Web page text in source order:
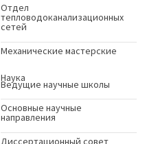
Отдел
тепловодоканализационных
сетей
Механические мастерские
Наука
Ведущие научные школы
Основные научные
направления
Диссертационный совет